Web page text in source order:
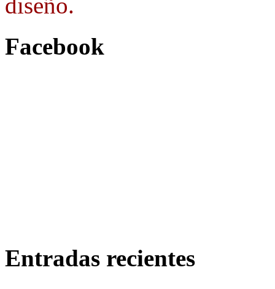
diseño.
Facebook
Entradas recientes